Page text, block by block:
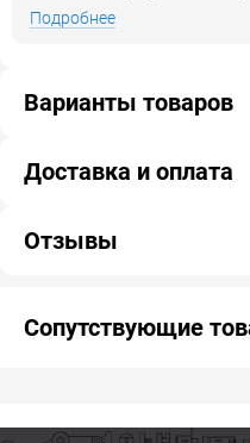
Подробнее
Варианты товаров
Доставка и оплата
Отзывы
Сопутствующие